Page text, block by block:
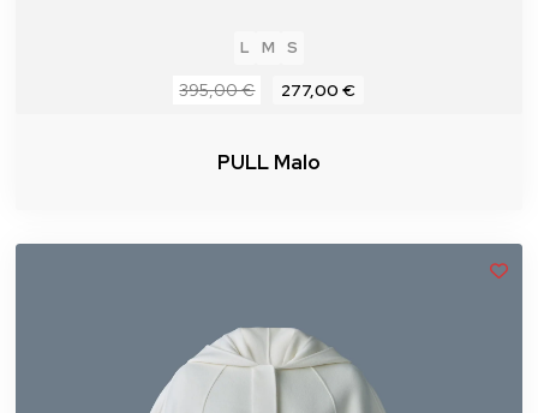
L M S
395,00 € 277,00 €
PULL Malo